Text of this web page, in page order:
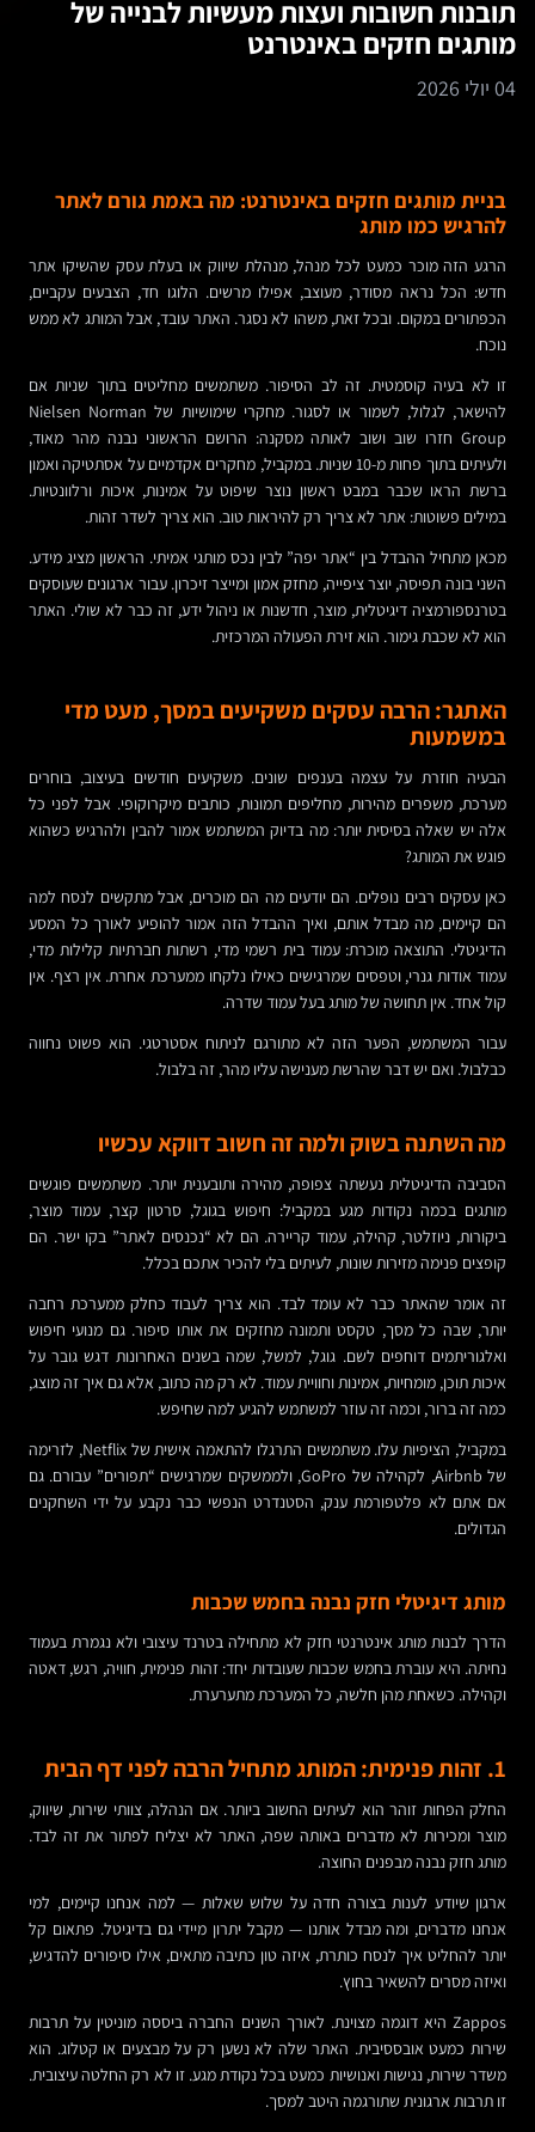
תובנות חשובות ועצות מעשיות לבנייה של
מותגים חזקים באינטרנט
04 יולי 2026
בניית מותגים חזקים באינטרנט: מה באמת גורם לאתר
להרגיש כמו מותג
הרגע הזה מוכר כמעט לכל מנהל, מנהלת שיווק או בעלת עסק שהשיקו אתר
חדש: הכל נראה מסודר, מעוצב, אפילו מרשים. הלוגו חד, הצבעים עקביים,
הכפתורים במקום. ובכל זאת, משהו לא נסגר. האתר עובד, אבל המותג לא ממש
נוכח.
זו לא בעיה קוסמטית. זה לב הסיפור. משתמשים מחליטים בתוך שניות אם
להישאר, לגלול, לשמור או לסגור. מחקרי שימושיות של Nielsen Norman
Group חזרו שוב ושוב לאותה מסקנה: הרושם הראשוני נבנה מהר מאוד,
ולעיתים בתוך פחות מ-10 שניות. במקביל, מחקרים אקדמיים על אסתטיקה ואמון
ברשת הראו שכבר במבט ראשון נוצר שיפוט על אמינות, איכות ורלוונטיות.
במילים פשוטות: אתר לא צריך רק להיראות טוב. הוא צריך לשדר זהות.
מכאן מתחיל ההבדל בין “אתר יפה” לבין נכס מותגי אמיתי. הראשון מציג מידע.
השני בונה תפיסה, יוצר ציפייה, מחזק אמון ומייצר זיכרון. עבור ארגונים שעוסקים
בטרנספורמציה דיגיטלית, מוצר, חדשנות או ניהול ידע, זה כבר לא שולי. האתר
הוא לא שכבת גימור. הוא זירת הפעולה המרכזית.
האתגר: הרבה עסקים משקיעים במסך, מעט מדי
במשמעות
הבעיה חוזרת על עצמה בענפים שונים. משקיעים חודשים בעיצוב, בוחרים
מערכת, משפרים מהירות, מחליפים תמונות, כותבים מיקרוקופי. אבל לפני כל
אלה יש שאלה בסיסית יותר: מה בדיוק המשתמש אמור להבין ולהרגיש כשהוא
פוגש את המותג?
כאן עסקים רבים נופלים. הם יודעים מה הם מוכרים, אבל מתקשים לנסח למה
הם קיימים, מה מבדל אותם, ואיך ההבדל הזה אמור להופיע לאורך כל המסע
הדיגיטלי. התוצאה מוכרת: עמוד בית רשמי מדי, רשתות חברתיות קלילות מדי,
עמוד אודות גנרי, וטפסים שמרגישים כאילו נלקחו ממערכת אחרת. אין רצף. אין
קול אחד. אין תחושה של מותג בעל עמוד שדרה.
עבור המשתמש, הפער הזה לא מתורגם לניתוח אסטרטגי. הוא פשוט נחווה
כבלבול. ואם יש דבר שהרשת מענישה עליו מהר, זה בלבול.
מה השתנה בשוק ולמה זה חשוב דווקא עכשיו
הסביבה הדיגיטלית נעשתה צפופה, מהירה ותובענית יותר. משתמשים פוגשים
מותגים בכמה נקודות מגע במקביל: חיפוש בגוגל, סרטון קצר, עמוד מוצר,
ביקורות, ניוזלטר, קהילה, עמוד קריירה. הם לא “נכנסים לאתר” בקו ישר. הם
קופצים פנימה מזירות שונות, לעיתים בלי להכיר אתכם בכלל.
זה אומר שהאתר כבר לא עומד לבד. הוא צריך לעבוד כחלק ממערכת רחבה
יותר, שבה כל מסך, טקסט ותמונה מחזקים את אותו סיפור. גם מנועי חיפוש
ואלגוריתמים דוחפים לשם. גוגל, למשל, שמה בשנים האחרונות דגש גובר על
איכות תוכן, מומחיות, אמינות וחוויית עמוד. לא רק מה כתוב, אלא גם איך זה מוצג,
כמה זה ברור, וכמה זה עוזר למשתמש להגיע למה שחיפש.
במקביל, הציפיות עלו. משתמשים התרגלו להתאמה אישית של Netflix, לזרימה
של Airbnb, לקהילה של GoPro, ולממשקים שמרגישים “תפורים” עבורם. גם
אם אתם לא פלטפורמת ענק, הסטנדרט הנפשי כבר נקבע על ידי השחקנים
הגדולים.
מותג דיגיטלי חזק נבנה בחמש שכבות
הדרך לבנות מותג אינטרנטי חזק לא מתחילה בטרנד עיצובי ולא נגמרת בעמוד
נחיתה. היא עוברת בחמש שכבות שעובדות יחד: זהות פנימית, חוויה, רגש, דאטה
וקהילה. כשאחת מהן חלשה, כל המערכת מתערערת.
1. זהות פנימית: המותג מתחיל הרבה לפני דף הבית
החלק הפחות זוהר הוא לעיתים החשוב ביותר. אם הנהלה, צוותי שירות, שיווק,
מוצר ומכירות לא מדברים באותה שפה, האתר לא יצליח לפתור את זה לבד.
מותג חזק נבנה מבפנים החוצה.
ארגון שיודע לענות בצורה חדה על שלוש שאלות — למה אנחנו קיימים, למי
אנחנו מדברים, ומה מבדל אותנו — מקבל יתרון מיידי גם בדיגיטל. פתאום קל
יותר להחליט איך לנסח כותרת, איזה טון כתיבה מתאים, אילו סיפורים להדגיש,
ואיזה מסרים להשאיר בחוץ.
Zappos היא דוגמה מצוינת. לאורך השנים החברה ביססה מוניטין על תרבות
שירות כמעט אובססיבית. האתר שלה לא נשען רק על מבצעים או קטלוג. הוא
משדר שירות, נגישות ואנושיות כמעט בכל נקודת מגע. זו לא רק החלטה עיצובית.
זו תרבות ארגונית שתורגמה היטב למסך.